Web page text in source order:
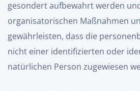
gesondert aufbewahrt werden
organisatorischen Maßnahmen
gewährleisten, dass die
nicht einer identifizierten oder
natürlichen Person zugewiesen